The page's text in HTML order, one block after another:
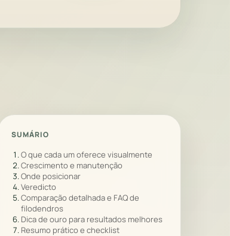
SUMÁRIO
O que cada um oferece visualmente
Crescimento e manutenção
Onde posicionar
Veredicto
Comparação detalhada e FAQ de
filodendros
Dica de ouro para resultados melhores
Resumo prático e checklist